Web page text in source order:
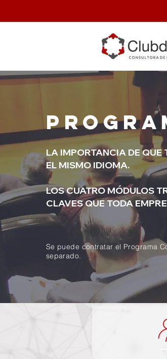
LA IMPORTANCIA DE QUE
EL MISMO IDIOMA.
LOS CUATRO MÓDULOS
CLAVES QUE TODA
Se puede contratar el Programa
separado.